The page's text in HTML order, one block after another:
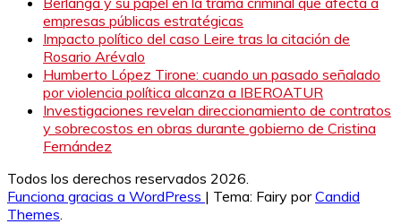
empresas públicas estratégicas
Impacto político del caso Leire tras la citación de
Rosario Arévalo
Humberto López Tirone: cuando un pasado señalado
por violencia política alcanza a IBEROATUR
Investigaciones revelan direccionamiento de contratos
y sobrecostos en obras durante gobierno de Cristina
Fernández
Todos los derechos reservados 2026.
Funciona gracias a WordPress | Tema: Fairy porCandid
Themes